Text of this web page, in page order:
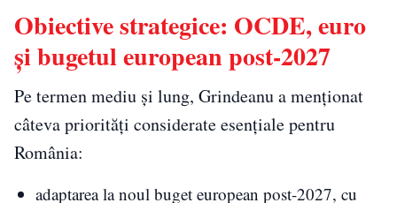
Obiective strategice: OCDE, euro
și bugetul european post-2027
Pe termen mediu și lung, Grindeanu a menționat
câteva priorități considerate esențiale pentru
România:
adaptarea la noul buget european post-2027, cu